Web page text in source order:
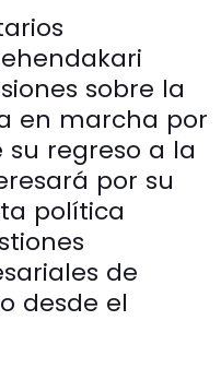
sobre la
en marcha por
su regreso a la
por su
política
de
desde el